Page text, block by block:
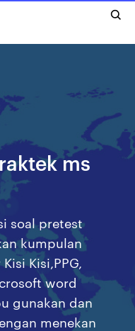
ms
soal pretest
kumpulan
Kisi,PPG,
word
gunakan dan
menekan